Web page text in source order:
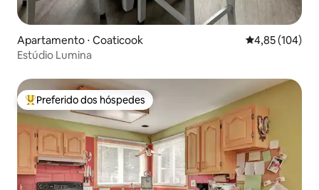
Apartamento ⋅ Coaticook 4,85 de uma
4,85 (104)
Estúdio Lumina
Entre os melhores preferidos dos hóspedes
Preferido dos hóspedes